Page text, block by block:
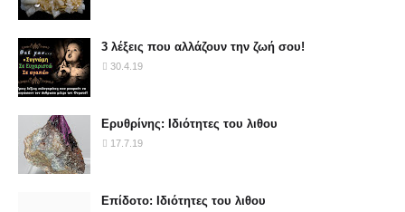
3 λέξεις που αλλάζουν την ζωή σου!
30.4.19
Ερυθρίνης: Ιδιότητες του λιθου
17.7.19
Επίδοτο: Ιδιότητες του λιθου